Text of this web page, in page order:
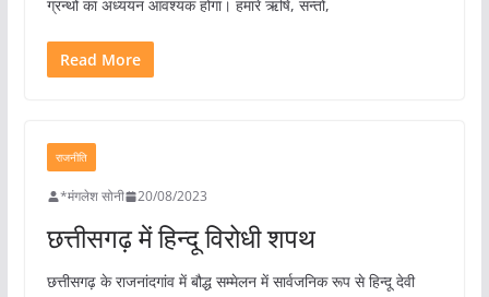
ग्रन्थों का अध्ययन आवश्यक होगा। हमारे ऋषि, सन्तों,
Read More
राजनीति
*मंगलेश सोनी 20/08/2023
छत्तीसगढ़ में हिन्दू विरोधी शपथ
छत्तीसगढ़ के राजनांदगांव में बौद्ध सम्मेलन में सार्वजनिक रूप से हिन्दू देवी